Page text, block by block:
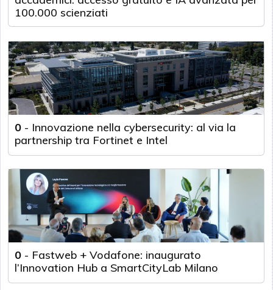
100.000 scienziati
0 - Innovazione nella cybersecurity: al via la
partnership tra Fortinet e Intel
0 - Fastweb + Vodafone: inaugurato
l’Innovation Hub a SmartCityLab Milano